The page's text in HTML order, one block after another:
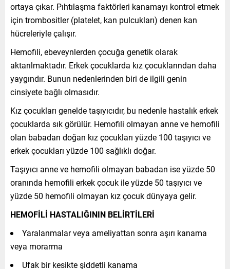
ortaya çıkar. Pıhtılaşma faktörleri kanamayı kontrol etmek
için trombositler (platelet, kan pulcukları) denen kan
hücreleriyle çalışır.
Hemofili, ebeveynlerden çocuğa genetik olarak
aktarılmaktadır. Erkek çocuklarda kız çocuklarından daha
yaygındır. Bunun nedenlerinden biri de ilgili genin
cinsiyete bağlı olmasıdır.
Kız çocukları genelde taşıyıcıdır, bu nedenle hastalık erkek
çocuklarda sık görülür. Hemofili olmayan anne ve hemofili
olan babadan doğan kız çocukları yüzde 100 taşıyıcı ve
erkek çocukları yüzde 100 sağlıklı doğar.
Taşıyıcı anne ve hemofili olmayan babadan ise yüzde 50
oranında hemofili erkek çocuk ile yüzde 50 taşıyıcı ve
yüzde 50 hemofili olmayan kız çocuk dünyaya gelir.
HEMOFİLİ HASTALIĞININ BELİRTİLERİ
Yaralanmalar veya ameliyattan sonra aşırı kanama
veya morarma
Ufak bir kesikte şiddetli kanama